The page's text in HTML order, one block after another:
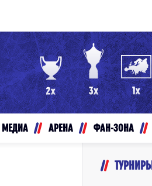
МЕДИА АРЕНА ФАН-ЗОНА
ТУРНИРЫ